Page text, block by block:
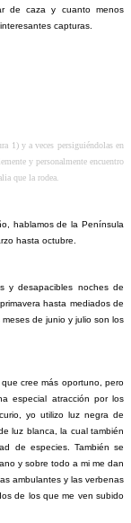
de caza y cuanto menos
capturas.
1) y a veces persiguiéndolas en
y personalmente encuentro
que la rodea.
hablamos de la Península
hasta octubre.
y desapacibles noches de
hasta mediados de
de junio y julio son los
cree más oportuno, pero
especial atracción por los
yo utilizo luz negra de
luz blanca, la cual también
de especies. También se
y sobre todo a mi me dan
ambulantes y las verbenas
de los que me ven subido